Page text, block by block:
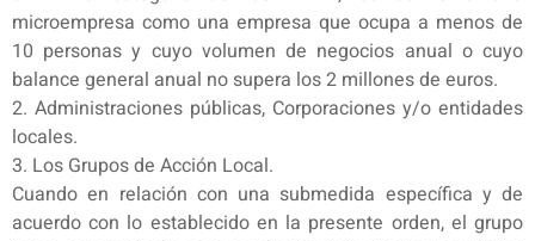
microempresa como una empresa que ocupa a menos de
10 personas y cuyo volumen de negocios anual o cuyo
balance general anual no supera los 2 millones de euros.
2. Administraciones públicas, Corporaciones y/o entidades
locales.
3. Los Grupos de Acción Local.
Cuando en relación con una submedida específica y de
acuerdo con lo establecido en la presente orden, el grupo